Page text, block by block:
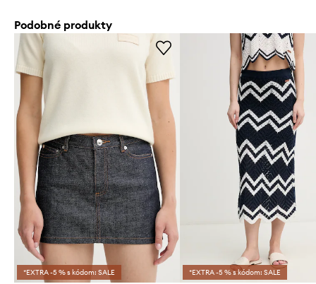
Podobné produkty
*EXTRA -5 % s kódom: SALE *EXTRA -5 % s kódom: SALE